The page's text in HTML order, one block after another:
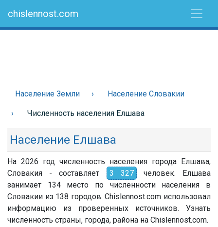
chislennost.com
Население Земли Население Словакии
Численность населения Елшава
Население Елшава
На 2026 год численность населения города Елшава,
Словакия - составляет
3 327 человек. Елшава
занимает 134 место по численности населения в
Словакии из 138 городов. Chislennost.com использовал
информацию из проверенных источников. Узнать
численность страны, города, района на Chislennost.com.